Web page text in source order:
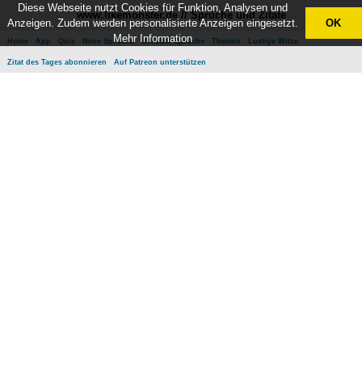
www.likemonster.de // Sprüche und Zitate
Home App Quiz Neue Sprüche Beliebte Sprüche Themen Lustige Witze
Zitat des Tages abonnieren Auf Patreon unterstützen
Diese Webseite nutzt Cookies für Funktion, Analysen und
Anzeigen. Zudem werden personalisierte Anzeigen eingesetzt.
Mehr Information
OK